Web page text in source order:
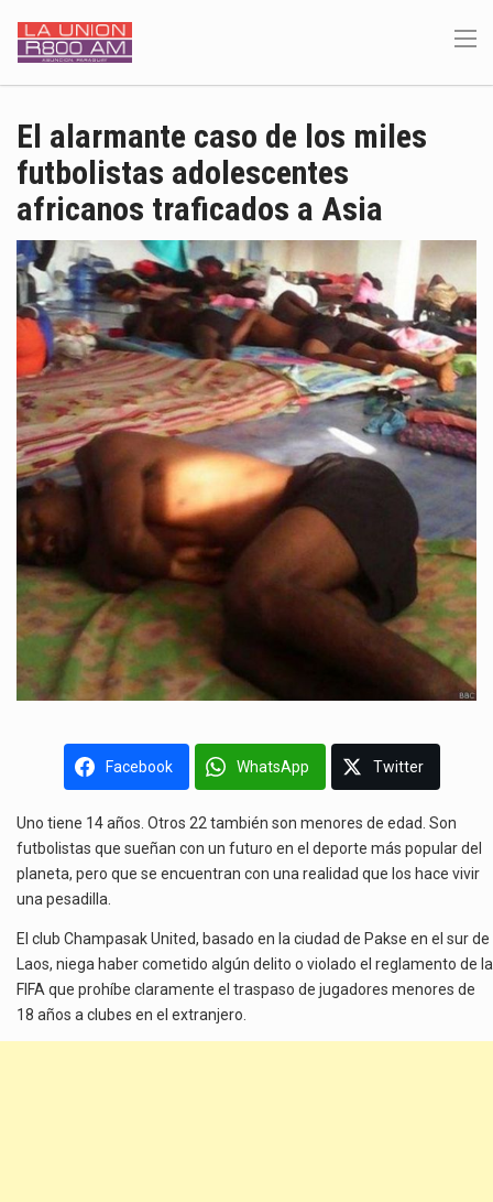
El alarmante caso de los miles
futbolistas adolescentes
africanos traficados a Asia
Facebook WhatsApp Twitter
Uno tiene 14 años. Otros 22 también son menores de edad. Son
futbolistas que sueñan con un futuro en el deporte más popular del
planeta, pero que se encuentran con una realidad que los hace vivir
una pesadilla.
El club Champasak United, basado en la ciudad de Pakse en el sur de
Laos, niega haber cometido algún delito o violado el reglamento de la
FIFA que prohíbe claramente el traspaso de jugadores menores de
18 años a clubes en el extranjero.